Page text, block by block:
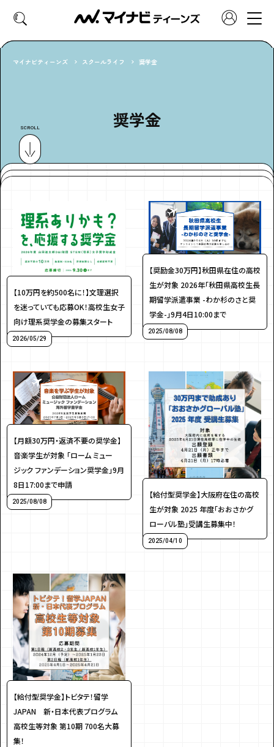
トレンド スクールライフ
グルメ
エンタメ 診断
特集・連載
アンケート プレゼント
ティーンのうちにしかできない特別な体験を！
ガクラボへの登録はこちら
マイナビティーンズ スクールライフ 奨学金
奨学金
SCROLL
【10万円を約500名に！】文理選択
を迷っていても応募OK！高校生女子
向け理系奨学金の募集スタート
2026/05/29
【奨励金30万円】秋田県在住の高校
生が対象 2026年「秋田県高校生長
期留学派遣事業 -わか杉のさと奨
学金-」9月4日10:00まで
2025/08/08
【月額30万円・返済不要の奨学金】
音楽学生が対象 「ローム ミュー
ジック ファンデーション奨学金」9月
8日17:00まで申請
2025/08/08
【給付型奨学金】大阪府在住の高校
生が対象 2025 年度「おおさかグ
ローバル塾」受講生募集中！
2025/04/10
【給付型奨学金】トビタテ！留学
JAPAN 新・日本代表プログラム
高校生等対象 第10期 700名大募
集！